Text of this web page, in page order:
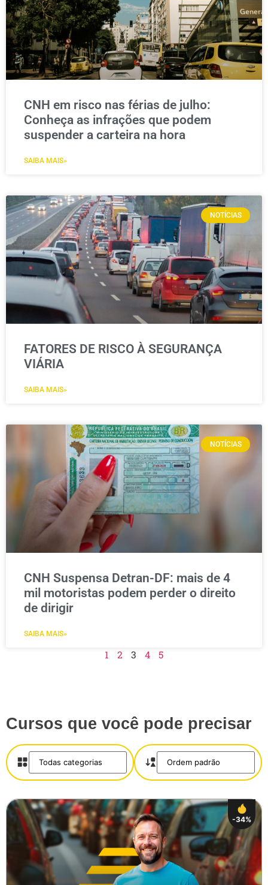
CNH em risco nas férias de julho:
Conheça as infrações que podem
suspender a carteira na hora
SAIBA MAIS»
NOTÍCIAS
FATORES DE RISCO À SEGURANÇA
VIÁRIA
SAIBA MAIS»
NOTÍCIAS
CNH Suspensa Detran-DF: mais de 4
mil motoristas podem perder o direito
de dirigir
SAIBA MAIS»
1 2 3 4 5
Cursos que você pode precisar
-34%